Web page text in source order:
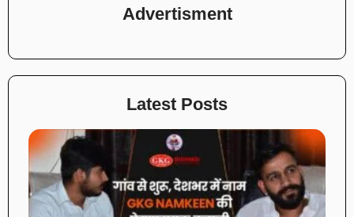
Advertisment
Latest Posts